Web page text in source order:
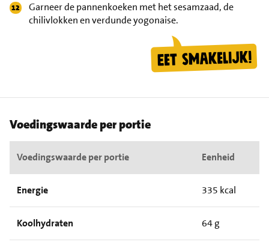
Garneer de pannenkoeken met het sesamzaad, de
chilivlokken en verdunde yogonaise.
Voedingswaarde per portie
Voedingswaarde per portie Eenheid
Energie 335 kcal
Koolhydraten 64 g